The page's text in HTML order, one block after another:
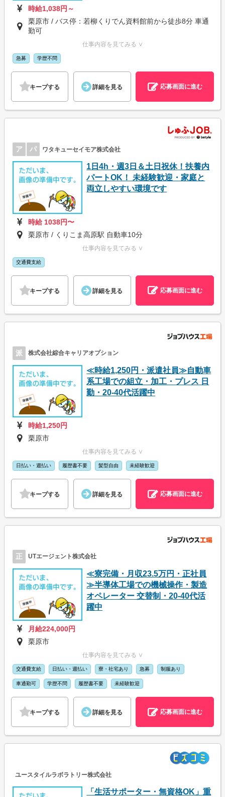
時給1,038円～
栗原市 / バス停：若柳くりでん資料館前から徒歩8分 車通
勤可
仕事内容を見てみる ∨
急募 学歴不問
キープする 詳細を見る 応募画面に進む
ア パ ワタキューセイモア株式会社
1日4h・週3日＆土日祝休！扶養内
パートOK！ 未経験歓迎・家庭と
両立しやすい環境です
時給 1038円〜
栗原市 / くりこま高原駅 自動車10分
仕事内容を見てみる ∨
交通費支給
キープする 詳細を見る 応募画面に進む
派 株式会社綜合キャリアオプション
≪時給1,250円・派遣社員≫自動車
系工場での組立・加工・プレス 日
勤・20-40代活躍中
時給1,250円
栗原市
仕事内容を見てみる ∨
日払い・週払い 履歴書不要 髪型自由 未経験歓迎
キープする 詳細を見る 応募画面に進む
正 UTエージェント株式会社
≪寮完備・月収23.5万円・正社員
≫半導体工場での機械操作・製造
オペレーター 交替制・20-40代活
躍中
月給224,000円
栗原市
仕事内容を見てみる ∨
交通費支給 日払い・週払い 寮・社宅あり 急募 制服あり
車通勤可 学歴不問 履歴書不要 未経験歓迎
キープする 詳細を見る 応募画面に進む
ユースタイルラボラトリー株式会社
「生活サポーター・無資格OK」重